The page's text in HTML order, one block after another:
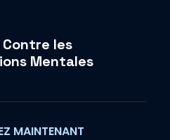
les
Mentales
MAINTENANT